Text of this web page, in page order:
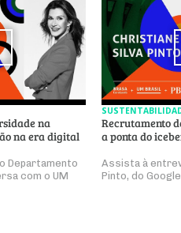
na
na era digital
Departamento
com o UM
Recrutamento
a ponta do
Assista à
Pinto, do